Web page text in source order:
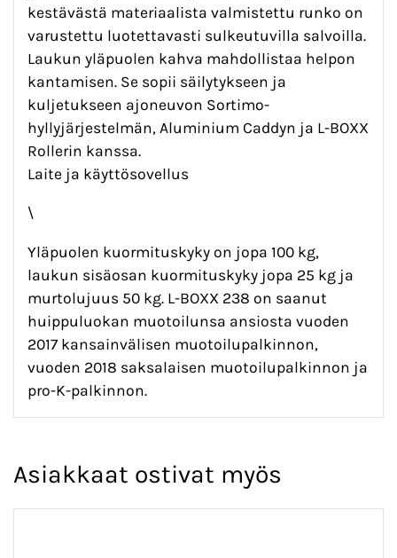
kestävästä materiaalista valmistettu runko on
varustettu luotettavasti sulkeutuvilla salvoilla.
Laukun yläpuolen kahva mahdollistaa helpon
kantamisen. Se sopii säilytykseen ja
kuljetukseen ajoneuvon Sortimo-
hyllyjärjestelmän, Aluminium Caddyn ja L-BOXX
Rollerin kanssa.
Laite ja käyttösovellus
\
Yläpuolen kuormituskyky on jopa 100 kg,
laukun sisäosan kuormituskyky jopa 25 kg ja
murtolujuus 50 kg. L-BOXX 238 on saanut
huippuluokan muotoilunsa ansiosta vuoden
2017 kansainvälisen muotoilupalkinnon,
vuoden 2018 saksalaisen muotoilupalkinnon ja
pro-K-palkinnon.
Asiakkaat ostivat myös